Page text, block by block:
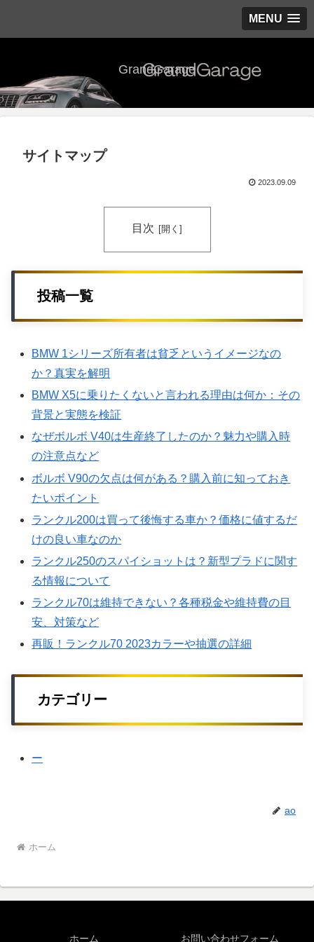
MENU
GrandGarage
サイトマップ
2023.09.09
目次
投稿一覧
BMW 1シリーズ所有者は貧乏というイメージなの
か？真実を解明
BMW X5に乗りたくないと言われる理由は何か：その
背景と実態を検証
なぜボルボ V40は生産終了したのか？魅力や購入時
の注意点など
ボルボ V90の欠点は何がある？購入前に知っておき
たいポイント
ランクル200は買って後悔する車か？価格に値するだ
けの良い車なのか
ランクル250のスパイショットは？新型プラドに関す
る情報について
ランクル70は維持できない？各種税金や維持費の目
安、対策など
再販！ランクル70 2023カラーや抽選の詳細
カテゴリー
ー
ao
ホーム
ホーム お問い合わせフォーム